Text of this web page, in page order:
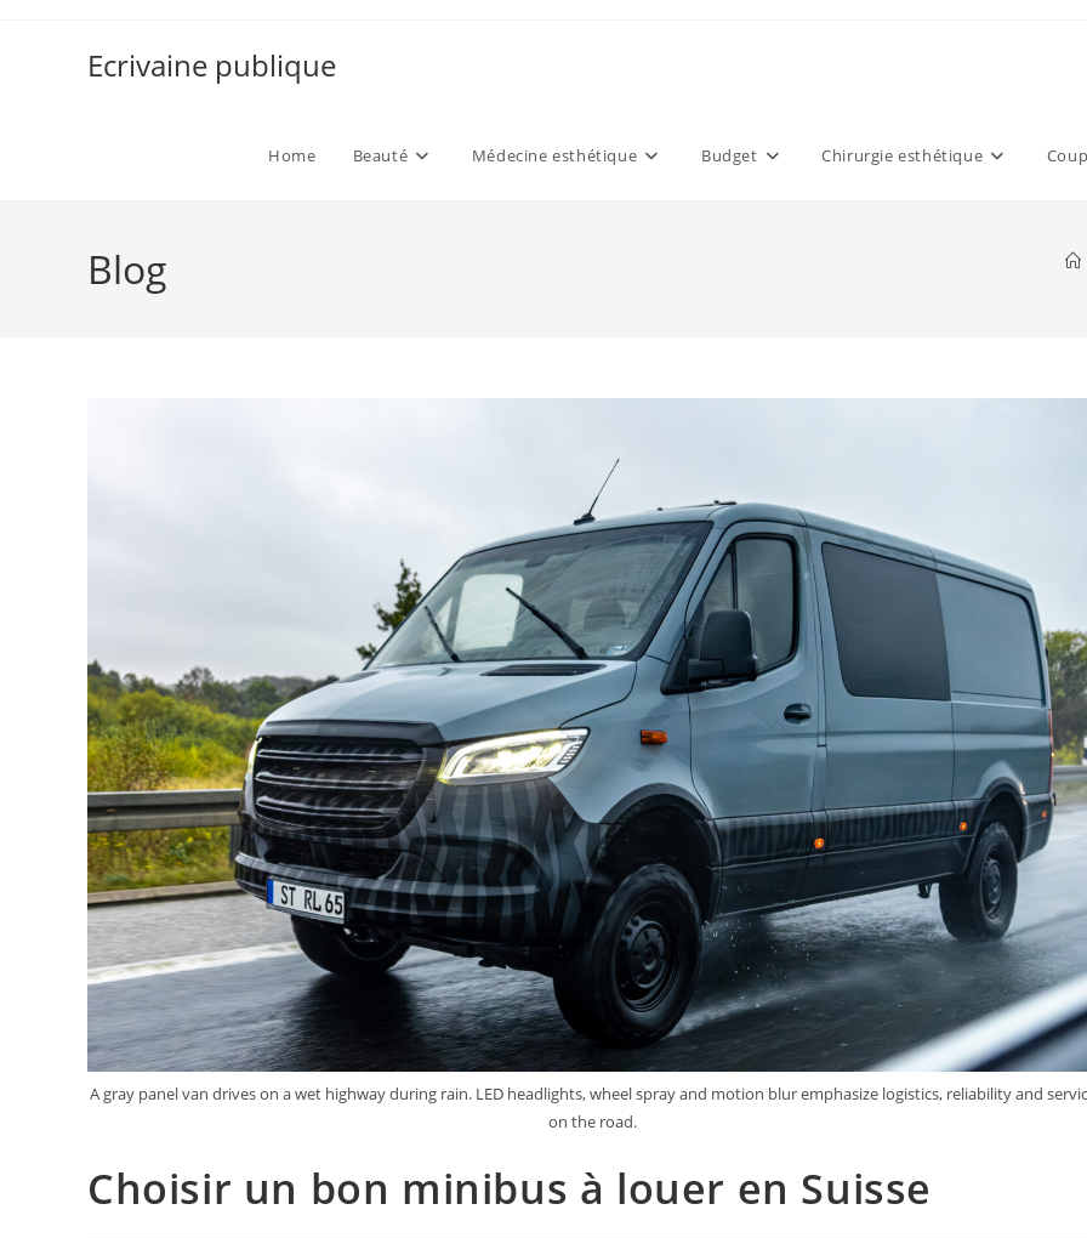
Ecrivaine publique
Home Beauté Médecine esthétique Budget Chirurgie esthétique
Blog
A gray panel van drives on a wet highway during rain. LED headlights, wheel spray and motion blur emphasize logistics, reliability and
on the road.
Choisir un bon minibus à louer en Suisse